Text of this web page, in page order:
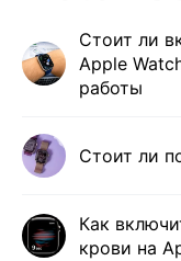
Стоит ли
Apple
работы
Стоит ли
Как
крови на